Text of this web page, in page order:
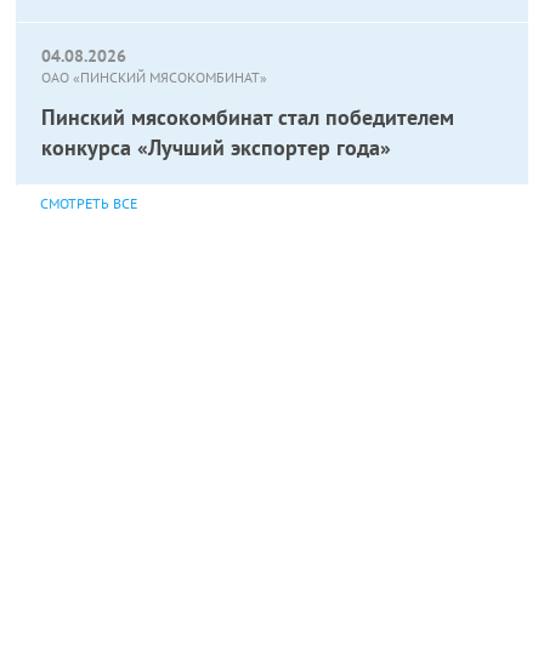
04.08.2026
ОАО «ПИНСКИЙ МЯСОКОМБИНАТ»
Пинский мясокомбинат стал победителем
конкурса «Лучший экспортер года»
СМОТРЕТЬ ВСЕ